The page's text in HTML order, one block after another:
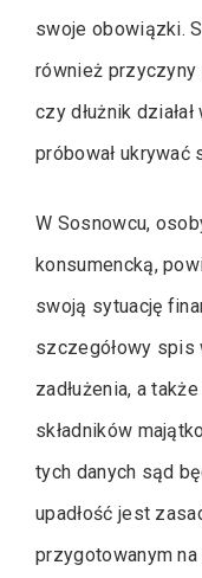
swoje obowiązki.
również przyczyny
czy dłużnik
próbował ukrywać
W Sosnowcu,
konsumencką,
swoją sytuację
szczegółowy
zadłużenia, a
składników
tych danych sąd
upadłość jest
przygotowanym